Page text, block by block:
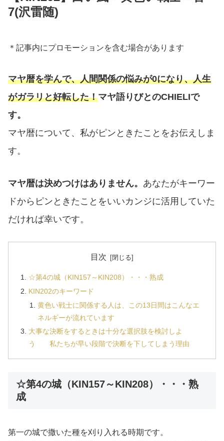
7(沢雷随)
＊記事内にプロモーションを含む場合があります
マヤ暦を学んで、人間関係の悩みが0になり、人生
がガラリと好転した！マヤ語りびとのCHIELIで
す。
マヤ暦について、私がピンときたことをお伝えしま
す。
マヤ暦は決めつけはありません。 あなたがキーワー
ドからピンときたことをいいカンジに活用していた
だければ幸いです。
目次
☆第4の城（KIN157～KIN208）・・・熟成
KIN202のキーワード
黄色い戦士に関係する人は、この13日間はこんなエ
ネルギーが流れています
大事な決断をするときは十分な選択肢を検討しよ
う 私たちが早い段階で決断を下してしまう理由
☆第4の城（KIN157～KIN208）・・・熟
成
第一の城で撒いた種を刈り入れる時期です。